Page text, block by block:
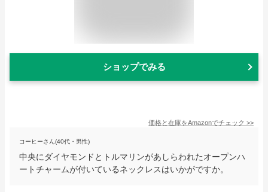
ショップでみる
価格と在庫をAmazonでチェック >>
コーヒーさん(40代・男性)
中央にダイヤモンドとトルマリンがあしらわれたオープンハ
ートチャームが付いているネックレスはいかがですか。